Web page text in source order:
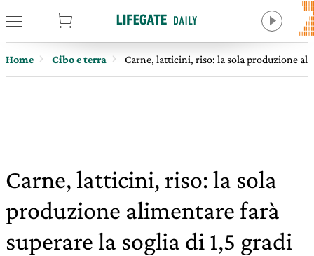
Home Cibo e terra Carne, latticini, riso: la sola produzione
Carne, latticini, riso: la sola
produzione alimentare farà
superare la soglia di 1,5 gradi